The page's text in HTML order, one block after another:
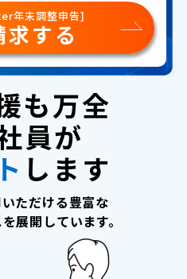
年末調整申告]
する
も万全
員が
します
ただける豊富な
展開しています。